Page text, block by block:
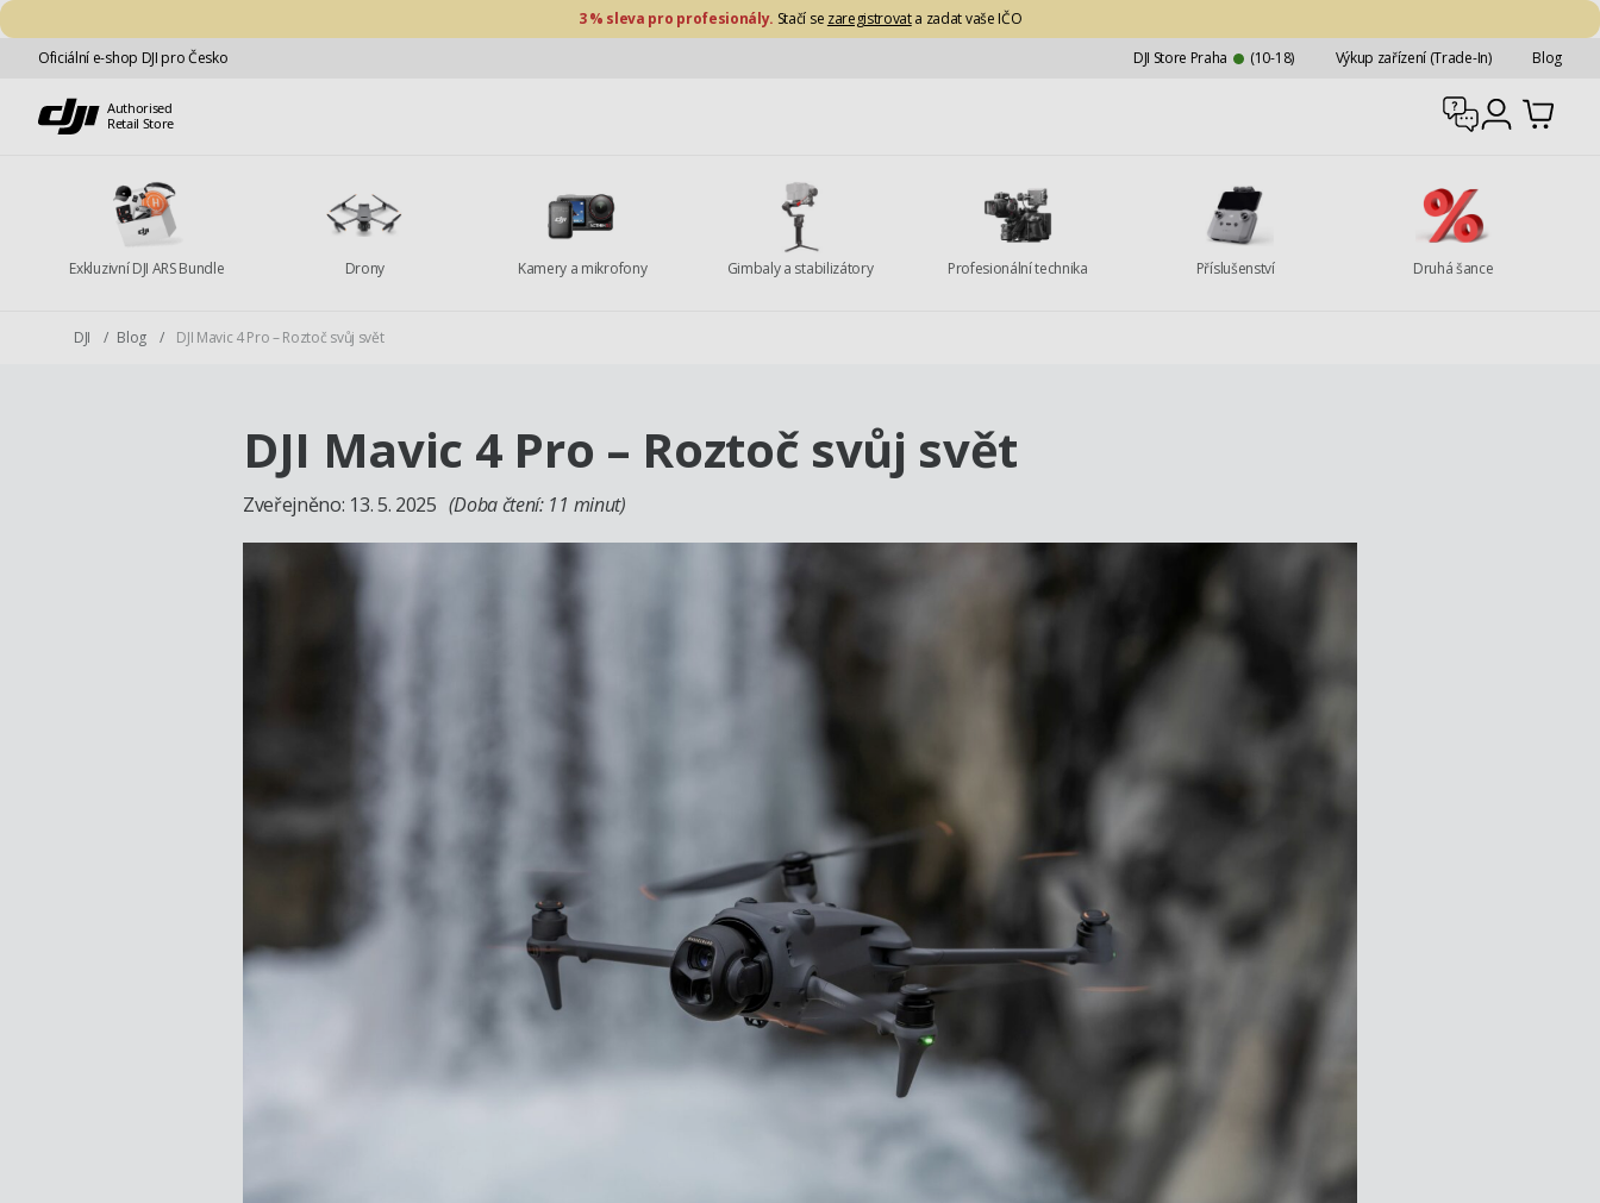
Přejít na obsah 3 % sleva pro profesionály. Stačí se zaregistrovata zadat vaše IČO
Oficiální e-shop DJI pro Česko
DJI Store Praha (10-18) Výkup zařízení (Trade-In) Blog
Authorised
Retail Store
PodporaMůj účet
Můj účet
Exkluzivní DJI ARS Bundle Drony Kamery a mikrofony Gimbaly a stabilizátory Profesionální technika Příslušenství Druhá šance
DJI / Blog / DJI Mavic 4 Pro – Roztoč svůj svět
DJI Mavic 4 Pro – Roztoč svůj svět
Zveřejněno: 13. 5. 2025 (Doba čtení: 11 minut)